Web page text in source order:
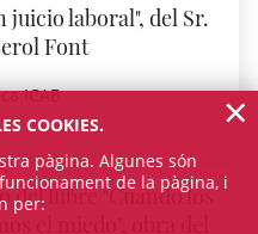
juicio laboral", del Sr.
Font
ICAB
del llibre "Cuando los
COOKIES.
pàgina. Algunes són
de la pàgina, i
per:
×